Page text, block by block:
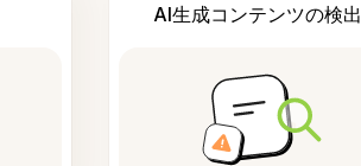
AI生成コンテンツの検出